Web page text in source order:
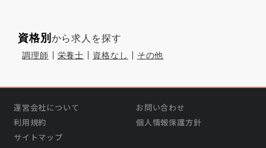
資格別 から求人を探す
調理師 栄養士 資格なし その他
運営会社について
お問い合わせ
利用規約
個人情報保護方針
サイトマップ